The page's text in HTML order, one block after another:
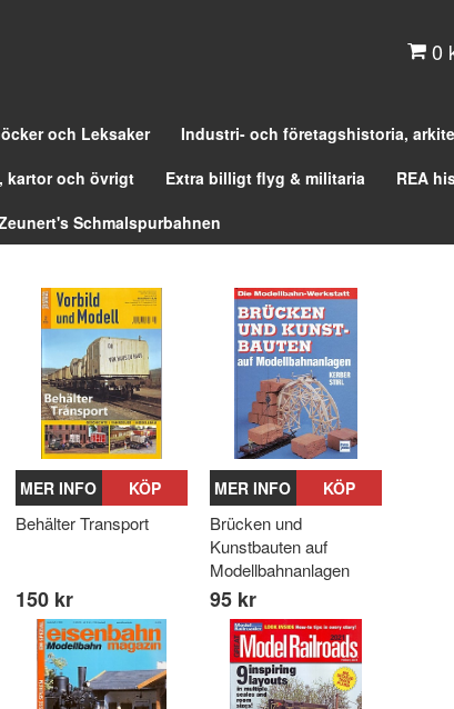
0
och Leksaker
Industri- och företagshistoria,
kartor och övrigt Extra billigt flyg & militaria
REA
Schmalspurbahnen
MER INFO KÖP
Behälter Transport
150 kr
MER INFO KÖP
Brücken und
Kunstbauten auf
Modellbahnanlagen
95 kr